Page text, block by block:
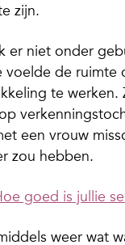
zijn.
er niet onder
voelde de ruimte
te werken.
een vrouw
zou hebben.
goed is jullie
weer wat